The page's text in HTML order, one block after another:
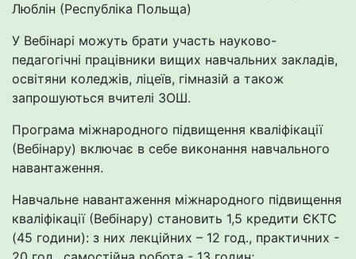
Люблін (Республіка Польща)
У Вебінарі можуть брати участь науково-
педагогічні працівники вищих навчальних закладів,
освітяни коледжів, ліцеїв, гімназій а також
запрошуються вчителі ЗОШ.
Програма міжнародного підвищення кваліфікації
(Вебінару) включає в себе виконання навчального
навантаження.
Навчальне навантаження міжнародного підвищення
кваліфікації (Вебінару) становить 1,5 кредити ЄКТС
(45 години): з них лекційних – 12 год., практичних -